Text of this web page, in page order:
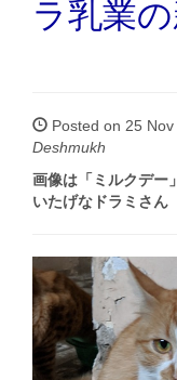
ラ乳業
Posted on 25
Deshmukh
画像は「ミルクデー
いたげなドラミさん